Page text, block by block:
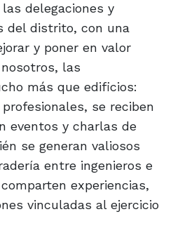
delegaciones y
del distrito, con una
y poner en valor
las
más que edificios:
se reciben
eventos y charlas de
se generan valiosos
entre ingenieros e
experiencias,
vinculadas al ejercicio